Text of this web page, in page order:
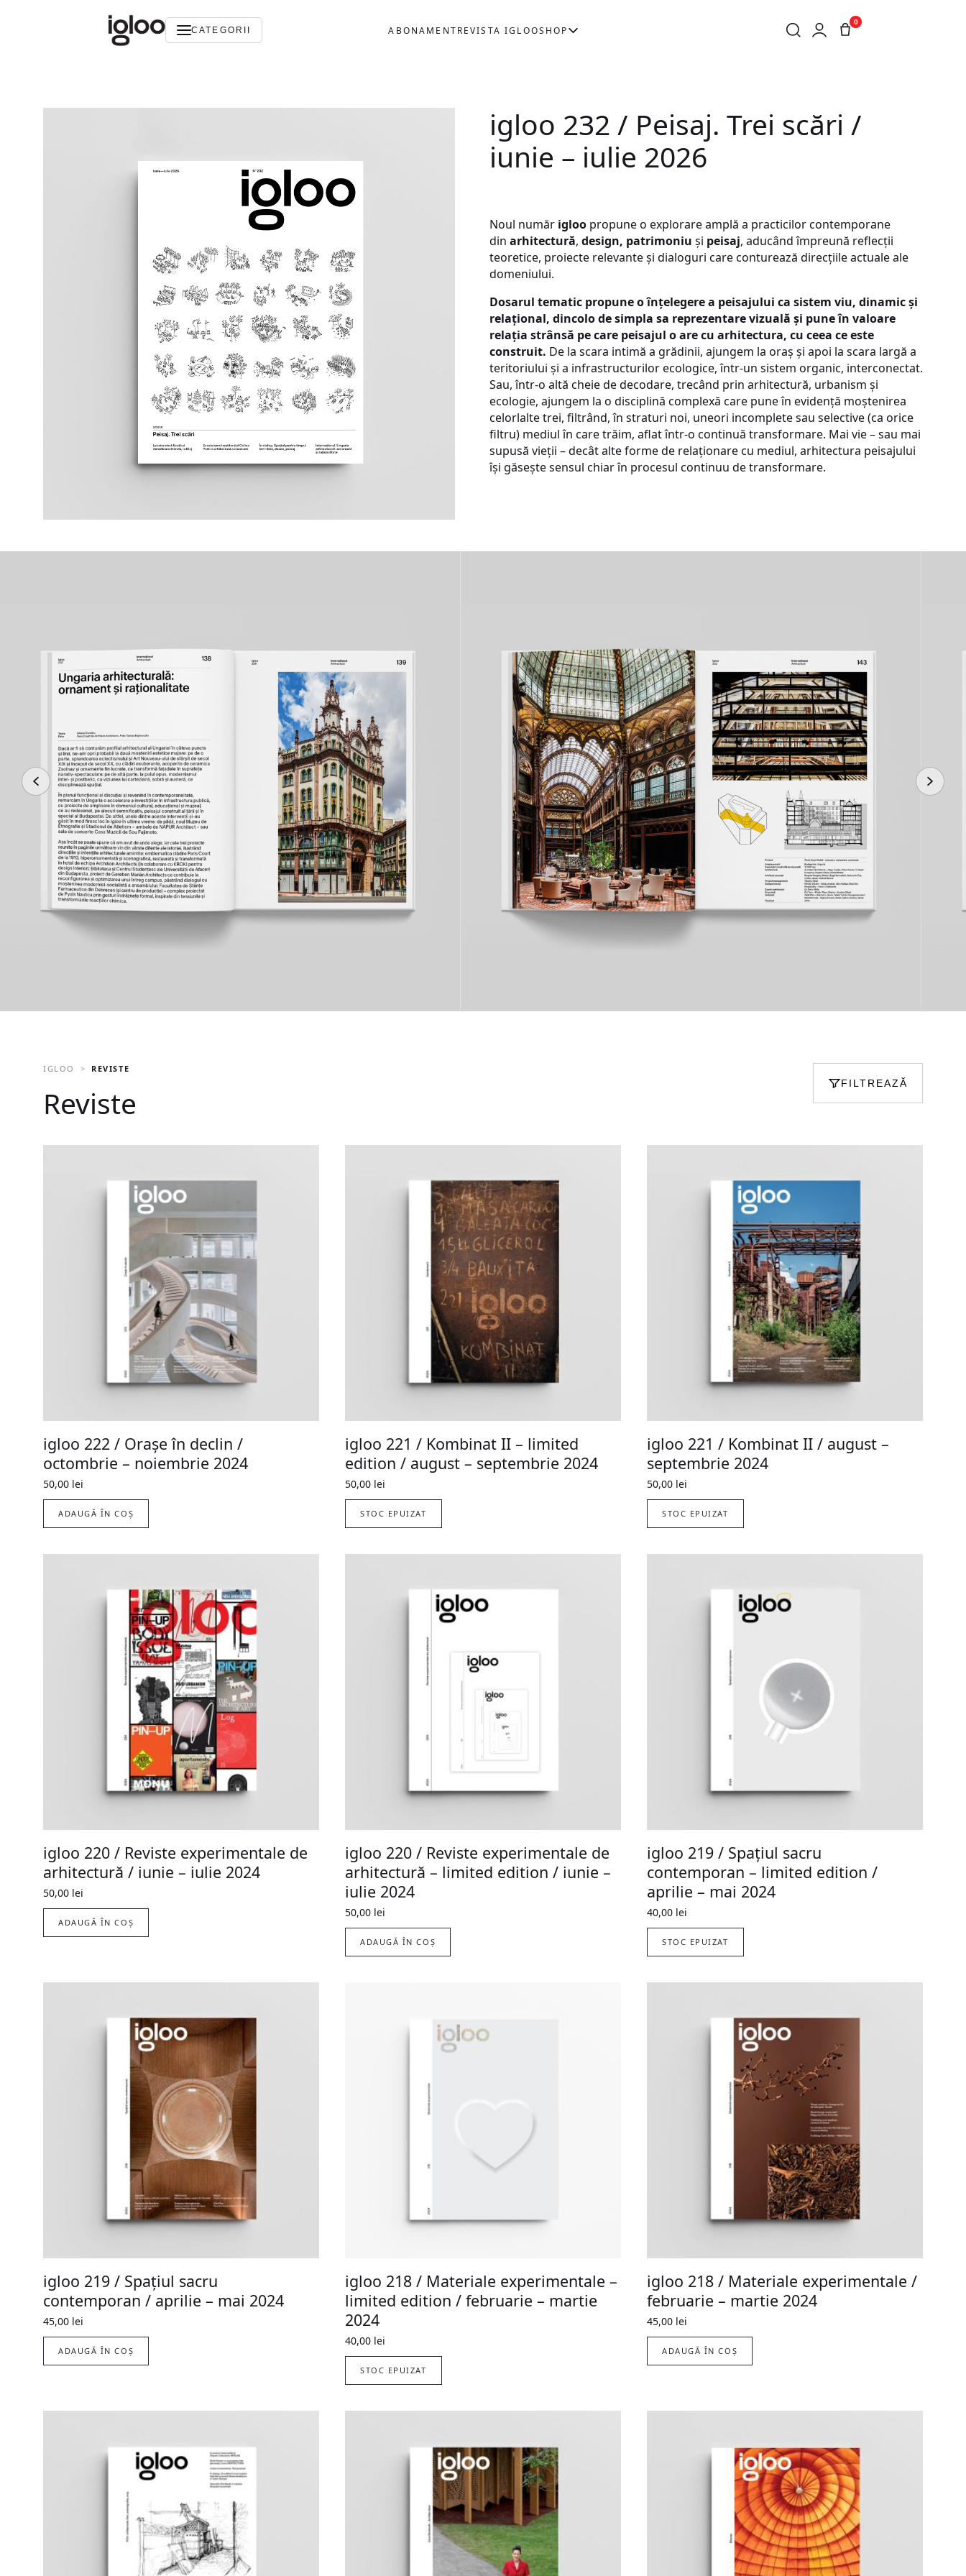
CATEGORII ABONAMENTREVISTA IGLOOSHOP
0
igloo 232 / Peisaj. Trei scări /
iunie – iulie 2026
Noul număr igloo propune o explorare amplă a practicilor contemporane
din arhitectură, design, patrimoniu și peisaj, aducând împreună reflecții
teoretice, proiecte relevante și dialoguri care conturează direcțiile actuale ale
domeniului.
Dosarul tematic propune o înțelegere a peisajului ca sistem viu, dinamic și
relațional, dincolo de simpla sa reprezentare vizuală și pune în valoare
relația strânsă pe care peisajul o are cu arhitectura, cu ceea ce este
construit. De la scara intimă a grădinii, ajungem la oraș și apoi la scara largă a
teritoriului și a infrastructurilor ecologice, într-un sistem organic, interconectat.
Sau, într-o altă cheie de decodare, trecând prin arhitectură, urbanism și
ecologie, ajungem la o disciplină complexă care pune în evidență moștenirea
celorlalte trei, filtrând, în straturi noi, uneori incomplete sau selective (ca orice
filtru) mediul în care trăim, aflat într-o continuă transformare. Mai vie – sau mai
supusă vieții – decât alte forme de relaționare cu mediul, arhitectura peisajului
își găsește sensul chiar în procesul continuu de transformare.
IGLOO REVISTE
Reviste
FILTREAZĂ
igloo 222 / Orașe în declin /
octombrie – noiembrie 2024
50,00 lei
ADAUGĂ ÎN COȘ
igloo 221 / Kombinat II – limited
edition / august – septembrie 2024
50,00 lei
STOC EPUIZAT
igloo 221 / Kombinat II / august –
septembrie 2024
50,00 lei
STOC EPUIZAT
igloo 220 / Reviste experimentale de
arhitectură / iunie – iulie 2024
50,00 lei
ADAUGĂ ÎN COȘ
igloo 220 / Reviste experimentale de
arhitectură – limited edition / iunie –
iulie 2024
50,00 lei
ADAUGĂ ÎN COȘ
igloo 219 / Spațiul sacru
contemporan – limited edition /
aprilie – mai 2024
40,00 lei
STOC EPUIZAT
igloo 219 / Spațiul sacru
contemporan / aprilie – mai 2024
45,00 lei
ADAUGĂ ÎN COȘ
igloo 218 / Materiale experimentale –
limited edition / februarie – martie
2024
40,00 lei
STOC EPUIZAT
igloo 218 / Materiale experimentale /
februarie – martie 2024
45,00 lei
ADAUGĂ ÎN COȘ